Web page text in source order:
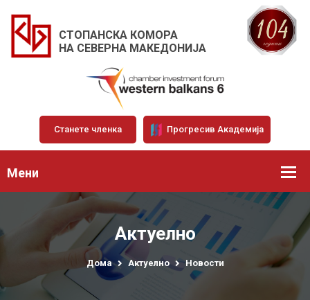
СТОПАНСКА КОМОРА
НА СЕВЕРНА МАКЕДОНИЈА
Станете членка Прогресив Академија
Мени
Актуелно
Дома Актуелно Новости